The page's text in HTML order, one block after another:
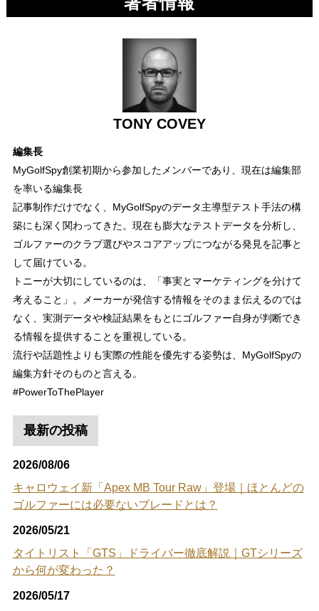
TONY COVEY
編集長
MyGolfSpy創業初期から参加したメンバーであり、現在は編集部
を率いる編集長
記事制作だけでなく、MyGolfSpyのデータ主導型テスト手法の構
築にも深く関わってきた。現在も膨大なテストデータを分析し、
ゴルファーのクラブ選びやスコアアップにつながる発見を記事と
して届けている。
トニーが大切にしているのは、「事実とマーケティングを分けて
考えること」。メーカーが発信する情報をそのまま伝えるのでは
なく、実測データや検証結果をもとにゴルファー自身が判断でき
る情報を提供することを重視している。
流行や話題性よりも実際の性能を優先する姿勢は、MyGolfSpyの
編集方針そのものと言える。
#PowerToThePlayer
最新の投稿
2026/08/06
キャロウェイ新「Apex MB Tour Raw」登場｜ほとんどの
ゴルファーには必要ないブレードとは？
2026/05/21
タイトリスト「GTS」ドライバー徹底解説｜GTシリーズ
から何が変わった？
2026/05/17